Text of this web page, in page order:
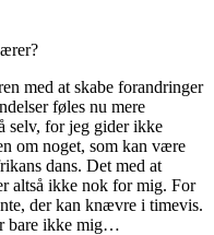
med at skabe forandringer
føles nu mere
selv, for jeg gider ikke
om noget, som kan være
dans. Det med at
altså ikke nok for mig. For
der kan knævre i timevis.
bare ikke mig…